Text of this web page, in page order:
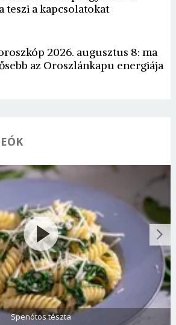
teszi a kapcsolatokat
2026. augusztus 8: ma
az Oroszlánkapu energiája
Spenótos tészta
bejelentkezés